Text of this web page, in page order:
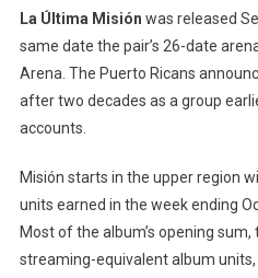
La Última Misión was released
same date the pair’s 26-date
Arena. The Puerto Ricans
after two decades as a group
accounts.
Misión starts in the upper region
units earned in the week ending
Most of the album’s opening
streaming-equivalent album